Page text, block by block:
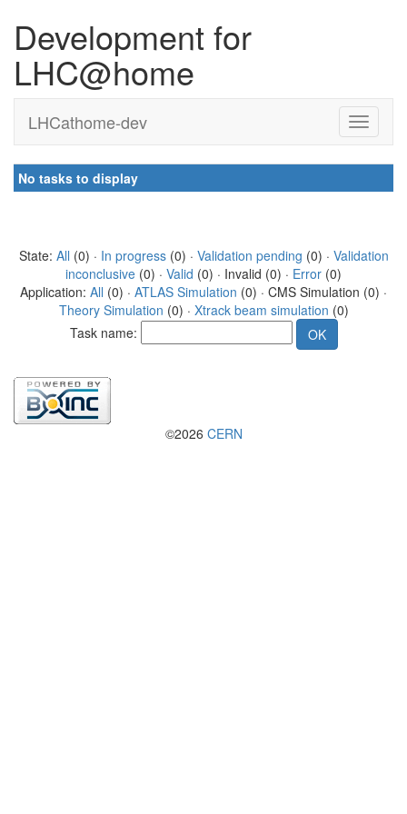
Development for
LHC@home
LHCathome-dev
No tasks to display
State: All (0) · In progress(0) · Validation pending (0) · Validation
inconclusive (0) · Valid (0) · Invalid (0) · Error (0)
Application: All (0) · ATLAS Simulation (0) · CMS Simulation (0) ·
Theory Simulation (0) · Xtrack beam simulation (0)
Task name:
©2026 CERN